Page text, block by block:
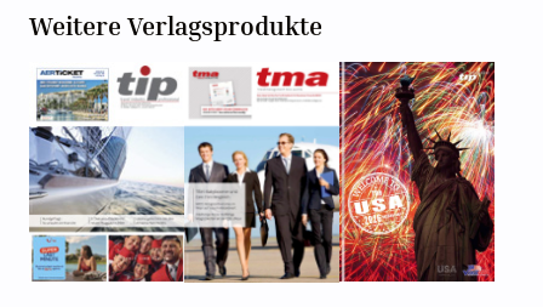
Weitere Verlagsprodukte